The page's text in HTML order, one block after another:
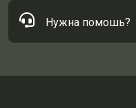
Нужна помошь?